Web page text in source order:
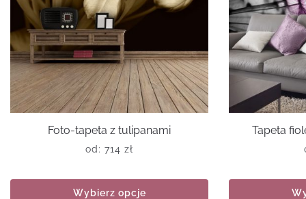
Foto-tapeta z tulipanami
od: 714 zł
Wybierz opcje
Tapeta